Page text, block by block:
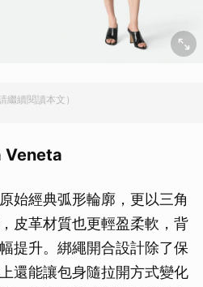
繼續閱讀本文）
Veneta
始經典弧形輪廓，更以三角
皮革材質也更輕盈柔軟，背
提升。綁繩開合設計除了保
還能讓包身隨拉開方式變化